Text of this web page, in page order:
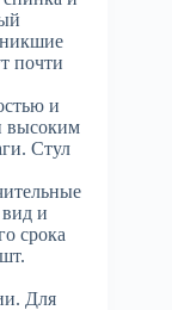
почти
и
высоким
Стул
и
срока
Для